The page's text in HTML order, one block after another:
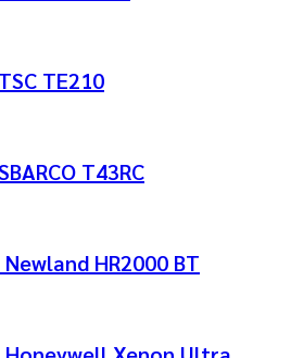
TE210
T43RC
HR2000 BT